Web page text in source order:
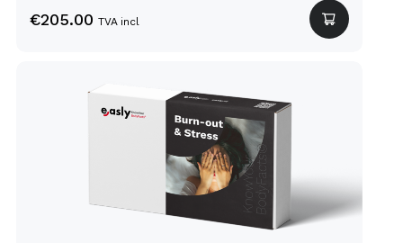
d'humeur, de la fatigue, des changements de poids et des
€205.00 TVA incl
Test de stress lié à
l’épuisement professionnel